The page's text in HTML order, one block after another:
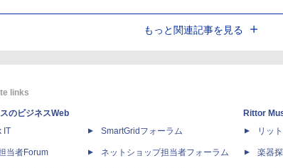
もっと関連記事を見る
links
のビジネスWeb
IT
当者Forum
SmartGridフォーラム
ネットショップ担当者フォーラム
Rittor
リッ
楽器